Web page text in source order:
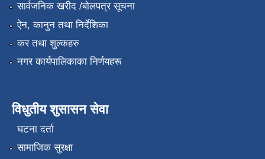
सार्वजनिक खरीद /बोलपत्र सूचना
ऐन, कानुन तथा निर्देशिका
कर तथा शुल्कहरु
नगर कार्यपालिकाका निर्णयहरू
विधुतीय शुसासन सेवा
घटना दर्ता
सामाजिक सुरक्षा